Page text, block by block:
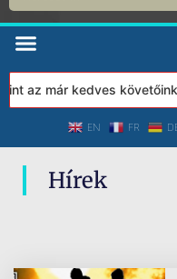
az már kedves követőink
EN FR
Hírek